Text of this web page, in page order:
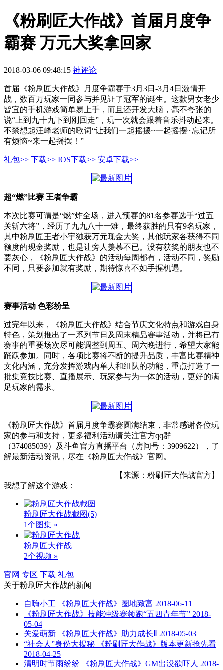
《粉刷匠大作战》首届月度争
霸赛 万元大奖拿回家
2018-03-06 09:48:15 神评论
首届《粉刷匠大作战》月度争霸赛于3月3日-3月4日激情开
战，数百万玩家一同参与并见证了冠军的诞生。这款男女老少
皆宜的手机游戏简单易上手，而且还开发大脑，毫不夸张的
说“上到九十九下到刚回走”，玩一次就会跟着音乐抖动起来。
不禁想起汪峰老师的歌词“让我们一起摇摆~一起摇摆~忘记所
有烦恼~来一起摇摆！”
礼包>> 下载>> IOS下载>> 安卓下载>>
超“燃”比赛 王者争霸
本次比赛可谓是“燃”炸全场，进入预赛的81名参赛选手“过五
关斩六将”，经历了九九八十一难，最终获胜的只有9名玩家，
其中粉刷匠王者小宇独获万元现金大奖，其他玩家各获得不同
额度的现金奖励，也是让旁人羡慕不已。没有获奖的朋友也不
要灰心，《粉刷匠大作战》的活动每周都有，活动不同，奖励
不同，只要参加就有奖励，期待惊喜不如手握机遇。
赛事活动 色彩纷呈
过完年以来，《粉刷匠大作战》结合节庆文化特点和游戏自身
特色，策划推出了一系列节日及周末精品赛事活动，并将已有
赛事的重要场次尽可能调整到周五、周六晚进行，希望大家能
踊跃参加。同时，各项比赛将不断的提升品质，丰富比赛精神
文化内涵，充分发挥游戏内单人和组队的功能，重点打造了一
批集竞技比赛、直播展示、玩家参与为一体的活动，更好的满
足玩家的需求。
《粉刷匠大作战》首届月度争霸赛圆满结束，非常感谢各位玩
家的参与和支持，更多福利活动请关注官方qq群
（374085039）及斗鱼官方直播平台（房间号：3909622），了
解最新活动资讯，尽在《粉刷匠大作战》官网。
【来源：粉刷匠大作战官方】
我想了解这个游戏：
粉刷匠大作战截图(5)
1个图集 »
粉刷匠大作战
2个视频 »
官网 专区 下载 礼包
关于粉刷匠大作战的新闻
自嗨小工 《粉刷匠大作战》圈地致富 2018-06-11
《粉刷匠大作战》技能冲级赛领跑“五四青年节” 2018-
05-04
关爱萌新 《粉刷匠大作战》助力成长Ⅱ
2018-05-03
“社会人”身份大揭秘 《粉刷匠大作战》版本更新抢先看
2018-04-25
清明时节雨纷纷 《粉刷匠大作战》GM出没欲吓人 2018-